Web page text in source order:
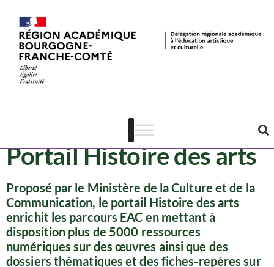
Portail Histoire des arts
Proposé par le Ministère de la Culture et de la
Communication, le portail Histoire des arts
enrichit les parcours EAC en mettant à
disposition plus de 5000 ressources
numériques sur des œuvres ainsi que des
dossiers thématiques et des fiches-repères sur